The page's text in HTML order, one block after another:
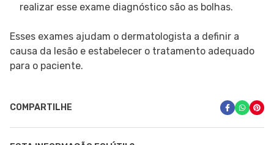
realizar esse exame diagnóstico são as bolhas.
Esses exames ajudam o dermatologista a definir a
causa da lesão e estabelecer o tratamento adequado
para o paciente.
COMPARTILHE